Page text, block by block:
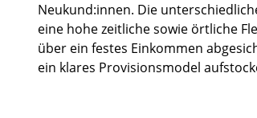
Neukund:innen. Die
eine hohe zeitliche sowie örtliche
über ein festes Einkommen
ein klares Provisionsmodel